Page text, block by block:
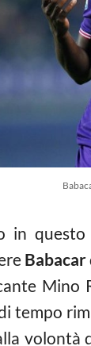
in
Babacar
tempo
volontà